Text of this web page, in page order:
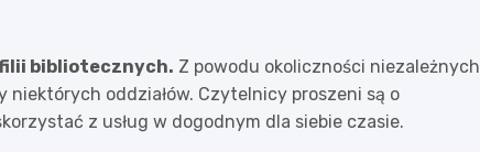
bibliotecznych. Z powodu okoliczności niezależnych
oddziałów. Czytelnicy proszeni są o
z usług w dogodnym dla siebie czasie.